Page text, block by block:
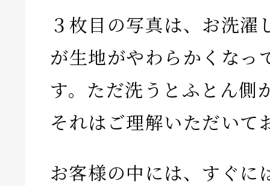
３枚目の写真は、お洗濯
が生地がやわらかくなっ
す。ただ洗うとふとん側
それはご理解いただいて
お客様の中には、すぐに